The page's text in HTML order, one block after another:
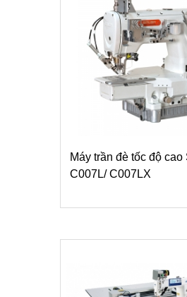
Máy trần đè tốc độ cao
C007L/ C007LX